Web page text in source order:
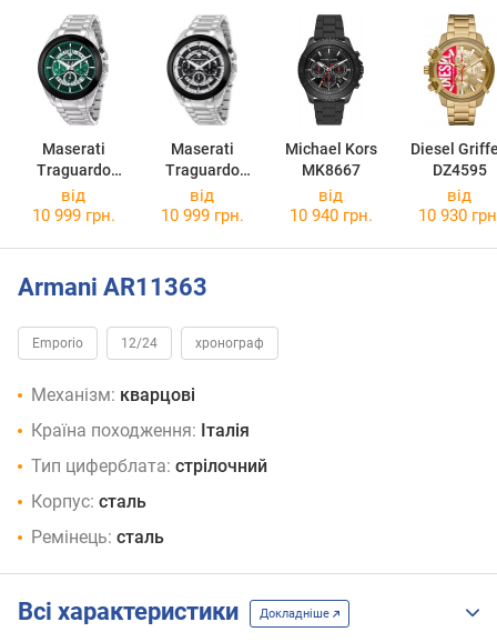
Maserati
Traguardo
R8873612060
Maserati
Traguardo
R8873612059
Michael Kors
MK8667
Diesel
DZ4595
від
10 999 грн.
від
10 999 грн.
від
10 940 грн.
від
10 930
Armani AR11363
Emporio 12/24 хронограф
Механізм: кварцові
Країна походження: Італія
Тип циферблата: стрілочний
Корпус: сталь
Ремінець: сталь
Всі характеристики Докладніше